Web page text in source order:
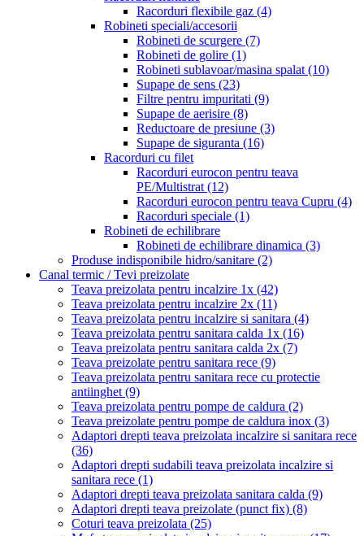
Racorduri flexibile gaz (4)
Robineti speciali/accesorii
Robineti de scurgere (7)
Robineti de golire (1)
Robineti sublavoar/masina spalat (10)
Supape de sens (23)
Filtre pentru impuritati (9)
Supape de aerisire (8)
Reductoare de presiune (3)
Supape de siguranta (16)
Racorduri cu filet
Racorduri eurocon pentru teava
PE/Multistrat (12)
Racorduri eurocon pentru teava Cupru (4)
Racorduri speciale (1)
Robineti de echilibrare
Robineti de echilibrare dinamica (3)
Produse indisponibile hidro/sanitare (2)
Canal termic / Tevi preizolate
Teava preizolata pentru incalzire 1x (42)
Teava preizolata pentru incalzire 2x (11)
Teava preizolata pentru incalzire si sanitara (4)
Teava preizolata pentru sanitara calda 1x (16)
Teava preizolata pentru sanitara calda 2x (7)
Teava preizolate pentru sanitara rece (9)
Teava preizolata pentru sanitara rece cu protectie
antiinghet (9)
Teava preizolata pentru pompe de caldura (2)
Teava preizolate pentru pompe de caldura inox (3)
Adaptori drepti teava preizolata incalzire si sanitara rece
(36)
Adaptori drepti sudabili teava preizolata incalzire si
sanitara rece (1)
Adaptori drepti teava preizolata sanitara calda (9)
Adaptori drepti teava preizolate (punct fix) (8)
Coturi teava preizolata (25)